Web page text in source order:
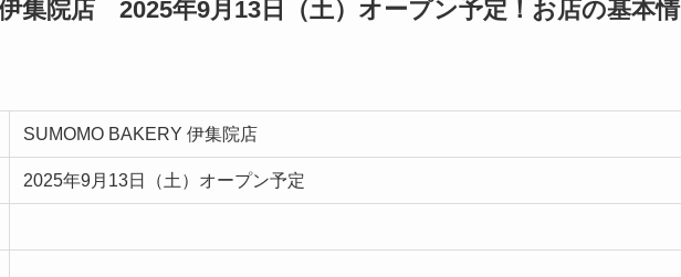
集院店 2025年9月13日（土）オープン予定！お店の基本情
SUMOMO BAKERY 伊集院店
2025年9月13日（土）オープン予定